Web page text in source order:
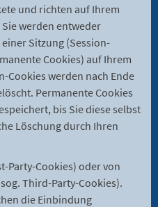
und richten auf Ihrem
werden entweder
Sitzung (Session-
Cookies) auf Ihrem
Cookies werden nach Ende
Permanente Cookies
bis Sie diese selbst
Löschung durch Ihren
Party-Cookies) oder von
Third-Party-Cookies).
die Einbindung